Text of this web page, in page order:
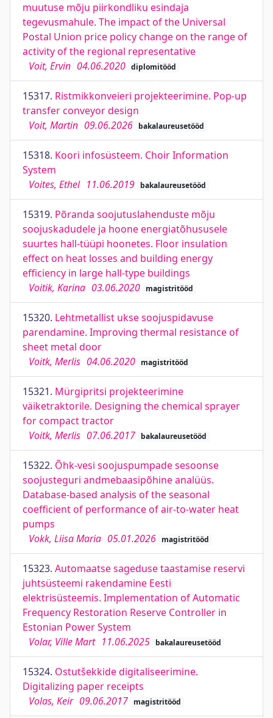
muutuse mõju piirkondliku esindaja
tegevusmahule. The impact of the Universal
Postal Union price policy change on the range of
activity of the regional representative
Voit, Ervin 04.06.2020 diplomitööd
15317. Ristmikkonveieri projekteerimine. Pop-up
transfer conveyor design
Voit, Martin 09.06.2026 bakalaureusetööd
15318. Koori infosüsteem. Choir Information
System
Voites, Ethel 11.06.2019 bakalaureusetööd
15319. Põranda soojutuslahenduste mõju
soojuskadudele ja hoone energiatõhususele
suurtes hall-tüüpi hoonetes. Floor insulation
effect on heat losses and building energy
efficiency in large hall-type buildings
Voitik, Karina 03.06.2020 magistritööd
15320. Lehtmetallist ukse soojuspidavuse
parendamine. Improving thermal resistance of
sheet metal door
Voitk, Merlis 04.06.2020 magistritööd
15321. Mürgipritsi projekteerimine
väiketraktorile. Designing the chemical sprayer
for compact tractor
Voitk, Merlis 07.06.2017 bakalaureusetööd
15322. Õhk-vesi soojuspumpade sesoonse
soojusteguri andmebaasipõhine analüüs.
Database-based analysis of the seasonal
coefficient of performance of air-to-water heat
pumps
Vokk, Liisa Maria 05.01.2026 magistritööd
15323. Automaatse sageduse taastamise reservi
juhtsüsteemi rakendamine Eesti
elektrisüsteemis. Implementation of Automatic
Frequency Restoration Reserve Controller in
Estonian Power System
Volar, Ville Mart 11.06.2025 bakalaureusetööd
15324. Ostutšekkide digitaliseerimine.
Digitalizing paper receipts
Volas, Keir 09.06.2017 magistritööd